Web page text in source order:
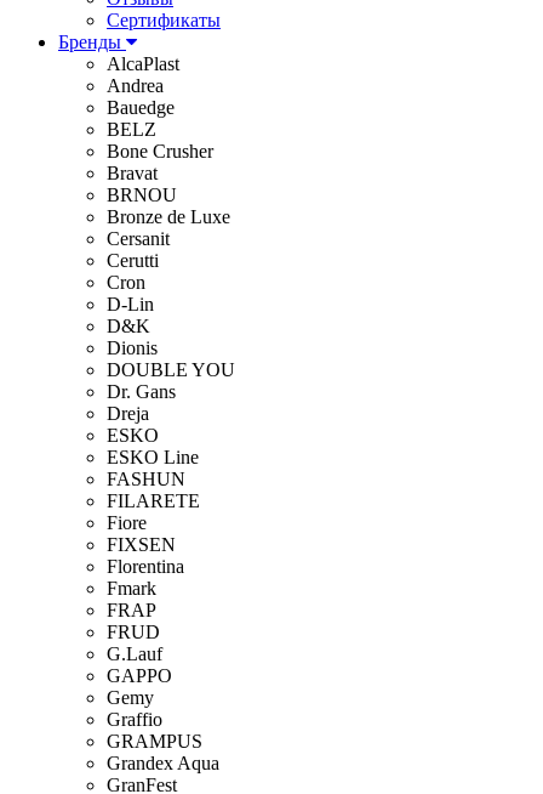
Сертификаты
Бренды
AlcaPlast
Andrea
Bauedge
BELZ
Bone Crusher
Bravat
BRNOU
Bronze de Luxe
Cersanit
Cerutti
Cron
D-Lin
D&K
Dionis
DOUBLE YOU
Dr. Gans
Dreja
ESKO
ESKO Line
FASHUN
FILARETE
Fiore
FIXSEN
Florentina
Fmark
FRAP
FRUD
G.Lauf
GAPPO
Gemy
Graffio
GRAMPUS
Grandex Aqua
GranFest